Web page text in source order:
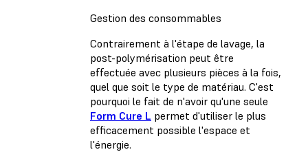
Gestion des consommables
Contrairement à l'étape de lavage, la
post-polymérisation peut être
effectuée avec plusieurs pièces à la fois,
quel que soit le type de matériau. C'est
pourquoi le fait de n'avoir qu'une seule
Form Cure L permet d'utiliser le plus
efficacement possible l'espace et
l'énergie.